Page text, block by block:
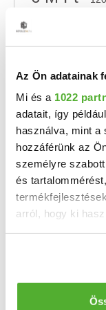
Az Ön adatainak
Mi és a 1022
adatait, így
használva, mint a
hozzáférünk az
személyre
és
arról, hogy ki
pár méteres
Az Ön
2 szoba